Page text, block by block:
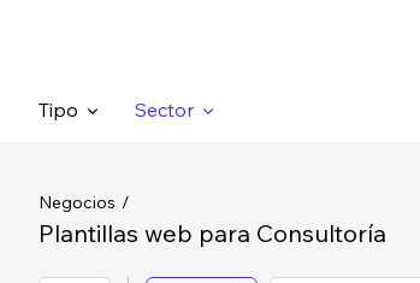
Tipo Sector
Negocios
Plantillas web para Consultoría